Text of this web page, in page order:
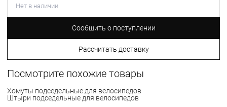
Нет в наличии
Сообщить о поступлении
Рассчитать доставку
Посмотрите похожие товары
Хомуты подседельные для велосипедов
Штыри подседельные для велосипедов